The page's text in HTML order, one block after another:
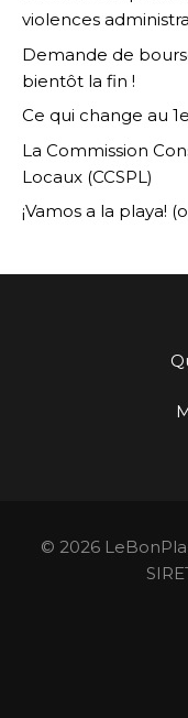
violences
Demande de
bientôt la fin !
Ce qui change au
La Commission
Locaux (CCSPL)
¡Vamos a la playa!
© 2026